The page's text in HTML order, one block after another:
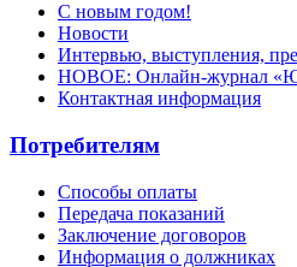
С новым годом!
Новости
Интервью, выступления,
НОВОЕ: Онлайн-журнал
Контактная информация
Потребителям
Способы оплаты
Передача показаний
Заключение договоров
Информация о должниках